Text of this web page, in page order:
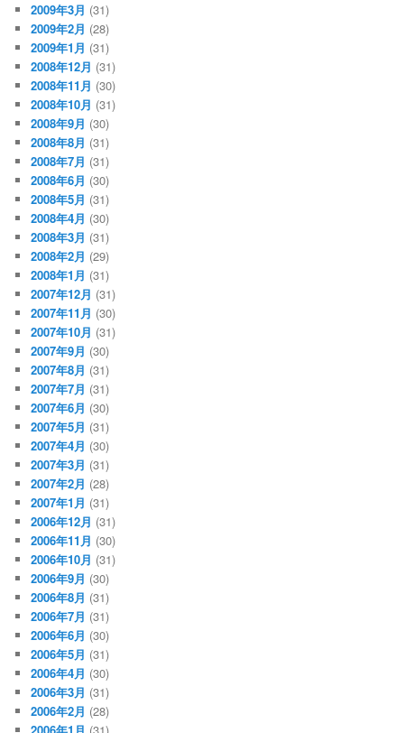
2009年3月 (31)
2009年2月 (28)
2009年1月 (31)
2008年12月 (31)
2008年11月 (30)
2008年10月 (31)
2008年9月 (30)
2008年8月 (31)
2008年7月 (31)
2008年6月 (30)
2008年5月 (31)
2008年4月 (30)
2008年3月 (31)
2008年2月 (29)
2008年1月 (31)
2007年12月 (31)
2007年11月 (30)
2007年10月 (31)
2007年9月 (30)
2007年8月 (31)
2007年7月 (31)
2007年6月 (30)
2007年5月 (31)
2007年4月 (30)
2007年3月 (31)
2007年2月 (28)
2007年1月 (31)
2006年12月 (31)
2006年11月 (30)
2006年10月 (31)
2006年9月 (30)
2006年8月 (31)
2006年7月 (31)
2006年6月 (30)
2006年5月 (31)
2006年4月 (30)
2006年3月 (31)
2006年2月 (28)
2006年1月 (31)